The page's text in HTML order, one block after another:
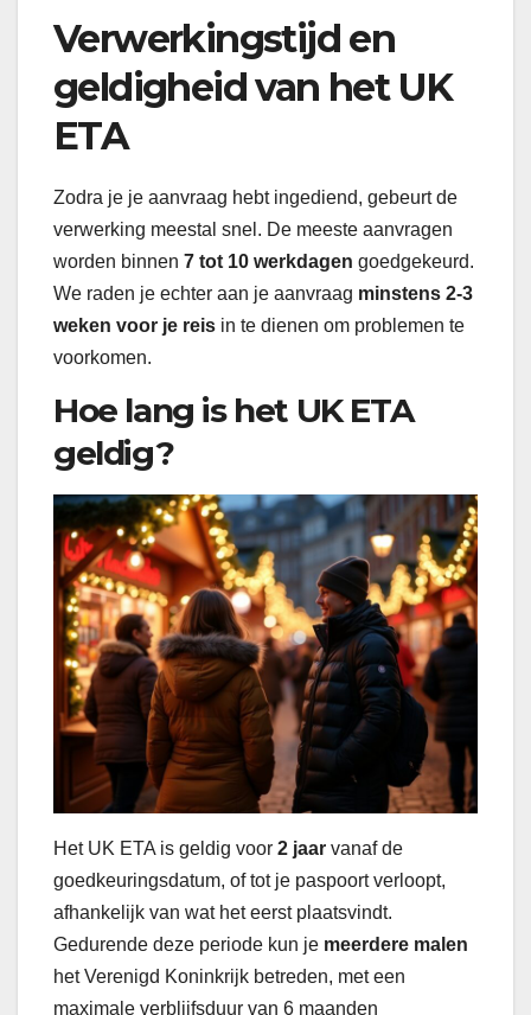
Verwerkingstijd en
geldigheid van het UK
ETA
Zodra je je aanvraag hebt ingediend, gebeurt de
verwerking meestal snel. De meeste aanvragen
worden binnen 7 tot 10 werkdagen goedgekeurd.
We raden je echter aan je aanvraag minstens 2-3
weken voor je reis in te dienen om problemen te
voorkomen.
Hoe lang is het UK ETA
geldig?
Het UK ETA is geldig voor 2 jaar vanaf de
goedkeuringsdatum, of tot je paspoort verloopt,
afhankelijk van wat het eerst plaatsvindt.
Gedurende deze periode kun je meerdere malen
het Verenigd Koninkrijk betreden, met een
maximale verblijfsduur van 6 maanden